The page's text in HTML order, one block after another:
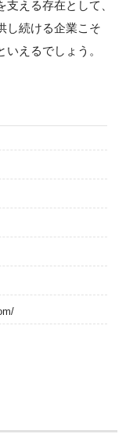
える存在として、
し続ける企業こそ
えるでしょう。